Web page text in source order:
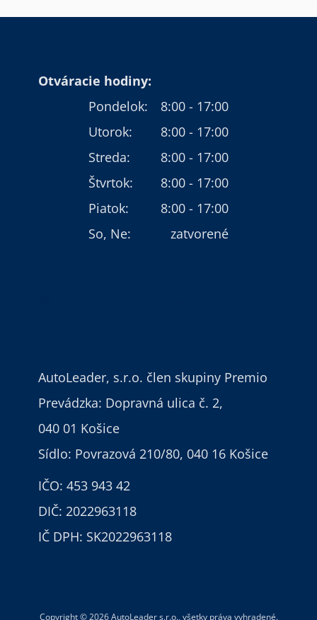
AutoLeader, s.r.o. člen skupiny Premio
Prevádzka: Dopravná ulica č. 2,
040 01 Košice
Sídlo: Povrazová 210/80, 040 16 Košice
IČO: 453 943 42
DIČ: 2022963118
IČ DPH: SK2022963118
Otváracie hodiny:
Pondelok:
8:00 - 17:00
Utorok:
8:00 - 17:00
Streda:
8:00 - 17:00
Štvrtok:
8:00 - 17:00
Piatok:
8:00 - 17:00
So, Ne:
zatvorené
Copyright © 2026 AutoLeader s.r.o., všetky práva vyhradené.